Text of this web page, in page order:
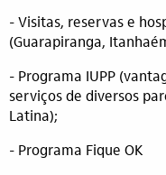
- Visitas, reservas e
(Guarapiranga,
- Programa IUPP
serviços de diversos
Latina);
- Programa Fique OK